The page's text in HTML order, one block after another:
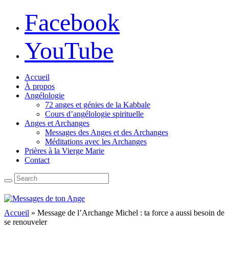
Facebook
YouTube
Accueil
À propos
Angélologie
72 anges et génies de la Kabbale
Cours d’angélologie spirituelle
Anges et Archanges
Messages des Anges et des Archanges
Méditations avec les Archanges
Prières à la Vierge Marie
Contact
Accueil » Message de l’Archange Michel : ta force a aussi besoin de
se renouveler